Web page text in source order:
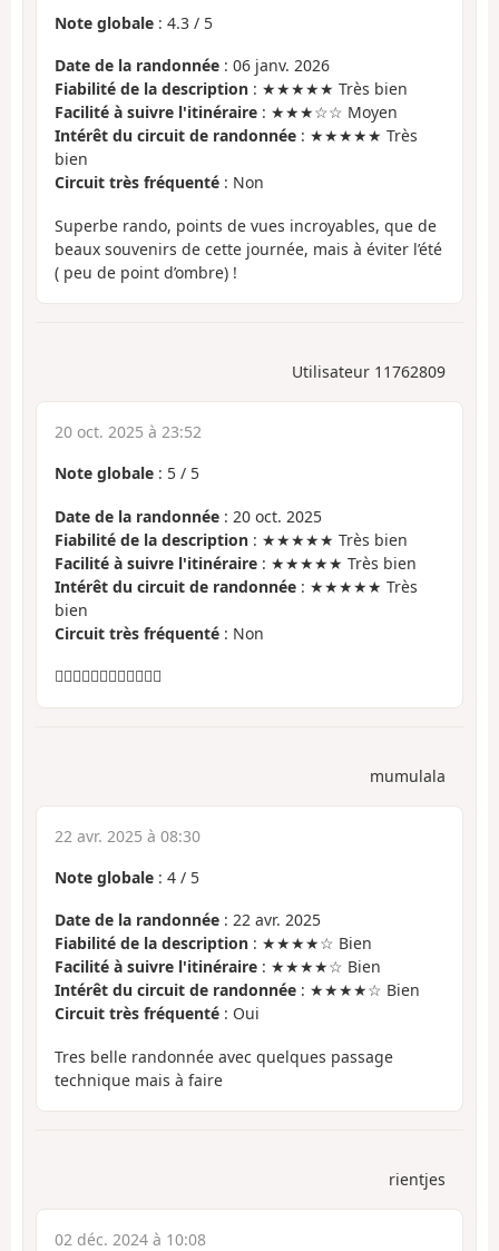
Note globale : 4.3 / 5
Date de la randonnée : 06 janv. 2026
Fiabilité de la description : ★★★★★ Très bien
Facilité à suivre l'itinéraire : ★★★☆☆ Moyen
Intérêt du circuit de randonnée : ★★★★★ Très
bien
Circuit très fréquenté : Non
Superbe rando, points de vues incroyables, que de
beaux souvenirs de cette journée, mais à éviter l’été
( peu de point d’ombre) !
Utilisateur 11762809
20 oct. 2025 à 23:52
Note globale : 5 / 5
Date de la randonnée : 20 oct. 2025
Fiabilité de la description : ★★★★★ Très bien
Facilité à suivre l'itinéraire : ★★★★★ Très bien
Intérêt du circuit de randonnée : ★★★★★ Très
bien
Circuit très fréquenté : Non
👍🏻👍🏻👍🏻👍🏻👍🏻👍🏻
mumulala
22 avr. 2025 à 08:30
Note globale : 4 / 5
Date de la randonnée : 22 avr. 2025
Fiabilité de la description : ★★★★☆ Bien
Facilité à suivre l'itinéraire : ★★★★☆ Bien
Intérêt du circuit de randonnée : ★★★★☆ Bien
Circuit très fréquenté : Oui
Tres belle randonnée avec quelques passage
technique mais à faire
rientjes
02 déc. 2024 à 10:08